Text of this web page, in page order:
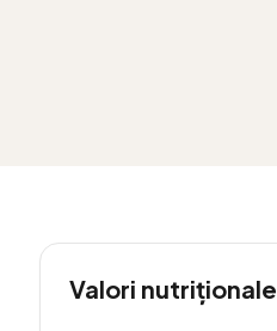
Valori nutriționale